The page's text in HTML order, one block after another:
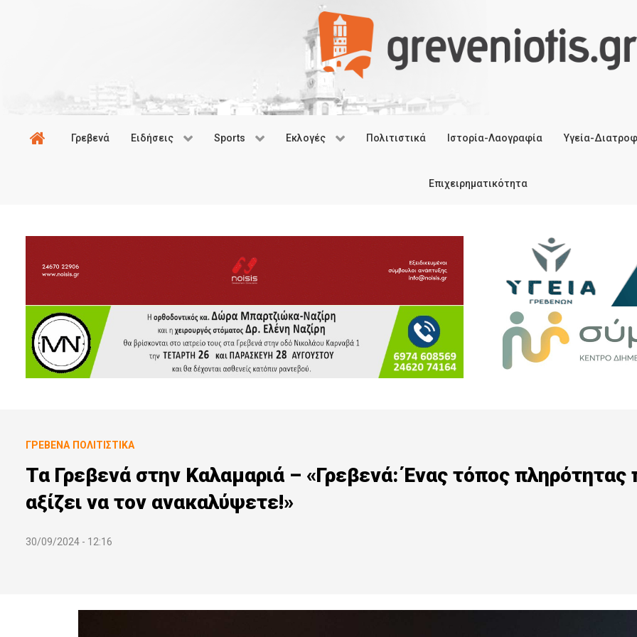
Γρεβενά Ειδήσεις Sports Εκλογές Πολιτιστικά Ιστορία-Λαογραφία Υγεία-
Επιχειρηματικότητα
ΓΡΕΒΕΝΆ ΠΟΛΙΤΙΣΤΙΚΆ
Τα Γρεβενά στην Καλαμαριά – «Γρεβενά: Ένας τόπος πληρότητας
αξίζει να τον ανακαλύψετε!»
30/09/2024 - 12:16